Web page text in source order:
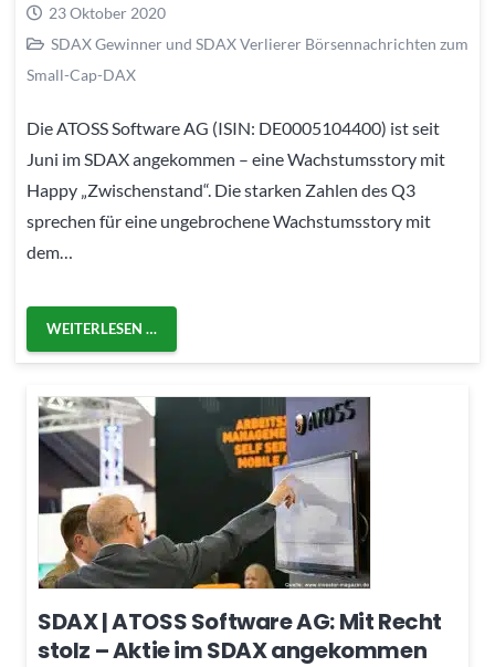
23 Oktober 2020
SDAX Gewinner und SDAX Verlierer Börsennachrichten zum
Small-Cap-DAX
Die ATOSS Software AG (ISIN: DE0005104400) ist seit
Juni im SDAX angekommen – eine Wachstumsstory mit
Happy „Zwischenstand“. Die starken Zahlen des Q3
sprechen für eine ungebrochene Wachstumsstory mit
dem…
WEITERLESEN …
SDAX | ATOSS Software AG: Mit Recht
stolz – Aktie im SDAX angekommen